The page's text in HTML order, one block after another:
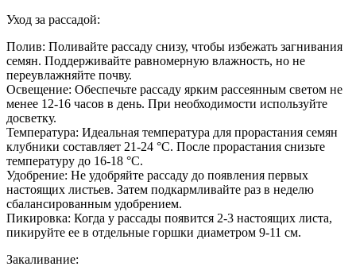
Уход за рассадой:
Полив: Поливайте рассаду снизу, чтобы избежать загнивания
семян. Поддерживайте равномерную влажность, но не
переувлажняйте почву.
Освещение: Обеспечьте рассаду ярким рассеянным светом не
менее 12-16 часов в день. При необходимости используйте
досветку.
Температура: Идеальная температура для прорастания семян
клубники составляет 21-24 °C. После прорастания снизьте
температуру до 16-18 °C.
Удобрение: Не удобряйте рассаду до появления первых
настоящих листьев. Затем подкармливайте раз в неделю
сбалансированным удобрением.
Пикировка: Когда у рассады появится 2-3 настоящих листа,
пикируйте ее в отдельные горшки диаметром 9-11 см.
Закаливание: